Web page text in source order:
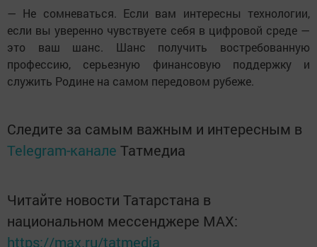
— Не сомневаться. Если вам интересны технологии,
если вы уверенно чувствуете себя в цифровой среде —
это ваш шанс. Шанс получить востребованную
профессию, серьезную финансовую поддержку и
служить Родине на самом передовом рубеже.
Следите за самым важным и интересным в
Telegram-канале Татмедиа
Читайте новости Татарстана в
национальном мессенджере MАХ:
https://max.ru/tatmedia